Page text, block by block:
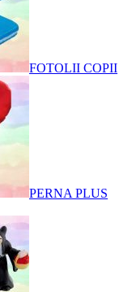
FOTOLII COPII
PERNA PLUS